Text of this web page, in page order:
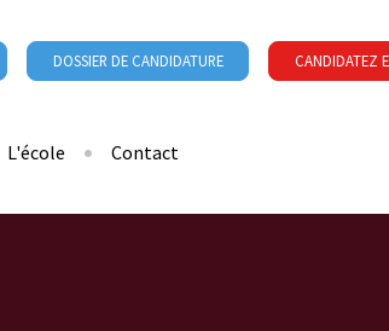
DOSSIER DE CANDIDATURE CANDIDATEZ
L'école Contact